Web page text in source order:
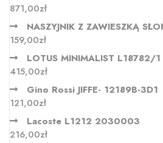
871,00zł
NASZYJNIK Z ZAWIESZKĄ
159,00zł
LOTUS MINIMALIST L18782/1
415,00zł
Gino Rossi JIFFE- 12189B-3D1
121,00zł
Lacoste L1212 2030003
216,00zł